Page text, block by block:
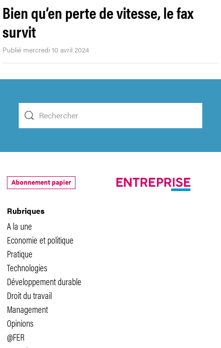
Bien qu’en perte de vitesse, le fax
survit
Publié mercredi 10 avril 2024
Rubriques
A la une
Economie et politique
Pratique
Technologies
Développement durable
Droit du travail
Management
Opinions
@FER
Abonnement papier